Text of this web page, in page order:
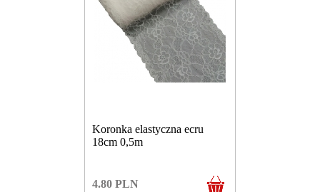
Koronka elastyczna ecru
18cm 0,5m
4.80 PLN